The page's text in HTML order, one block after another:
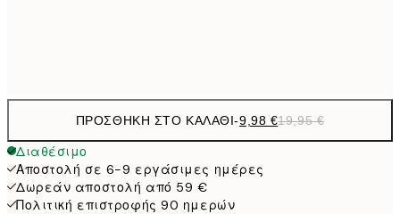
ΠΡΟΣΘΉΚΗ ΣΤΟ ΚΑΛΆΘΙ-9,98 €19,95 €
Διαθέσιμο
Αποστολή σε 6-9 εργάσιμες ημέρες
Δωρεάν αποστολή από 59 €
Πολιτική επιστροφής 90 ημερών